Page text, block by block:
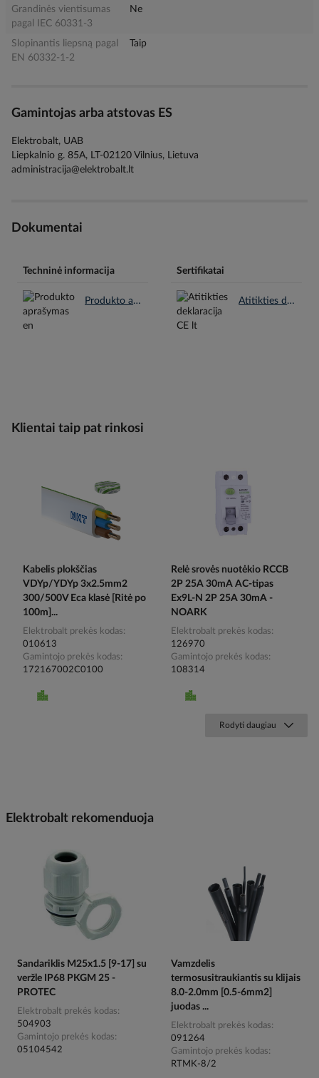
Grandinės vientisumas
pagal IEC 60331-3
Ne
Slopinantis liepsną pagal
EN 60332-1-2
Taip
Gamintojas arba atstovas ES
Elektrobalt, UAB
Liepkalnio g. 85A, LT-02120 Vilnius, Lietuva
administracija@elektrobalt.lt
Dokumentai
Techninė informacija
Produkto aprašymas en.pdf
Sertifikatai
Atitikties deklaracija CE lt.pdf
Klientai taip pat rinkosi
Kabelis plokščias
VDYp/YDYp 3x2.5mm2
300/500V Eca klasė [Ritė po
100m]...
Elektrobalt prekės kodas
010613
Gamintojo prekės kodas
172167002C0100
Relė srovės nuotėkio RCCB
2P 25A 30mA AC-tipas
Ex9L-N 2P 25A 30mA -
NOARK
Elektrobalt prekės kodas
126970
Gamintojo prekės kodas
108314
Rodyti daugiau
Elektrobalt rekomenduoja
Sandariklis M25x1.5 [9-17] su
veržle IP68 PKGM 25 -
PROTEC
Elektrobalt prekės kodas
504903
Gamintojo prekės kodas
05104542
Vamzdelis
termosusitraukiantis su klijais
8.0-2.0mm [0.5-6mm2]
juodas ...
Elektrobalt prekės kodas
091264
Gamintojo prekės kodas
RTMK-8/2